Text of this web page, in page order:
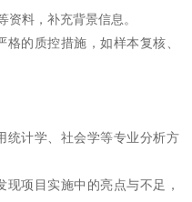
料，补充背景信息。
的质控措施，如样本复核、
统计学、社会学等专业分析方
项目实施中的亮点与不足，